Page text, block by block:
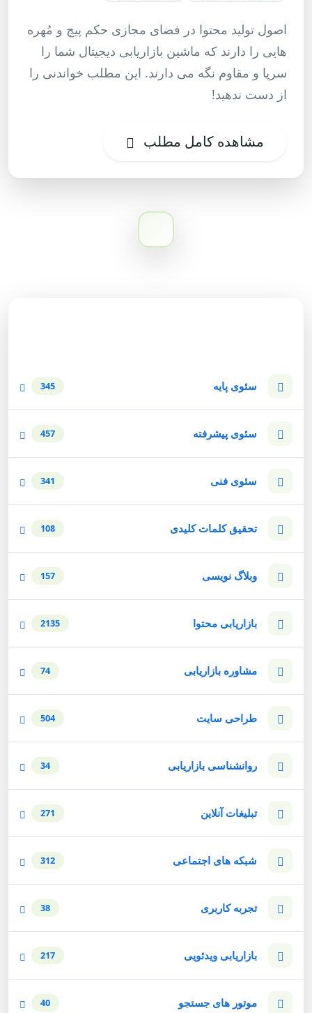
اصول تولید محتوا در فضای مجازی حکم پیچ و مُهره
هایی را دارند که ماشین بازاریابی دیجیتال شما را
سرپا و مقاوم نگه می دارند. این مطلب خواندنی را
از دست ندهید!
مشاهده کامل مطلب
سئوی پایه 345
سئوی پیشرفته 457
سئوی فنی 341
تحقیق کلمات کلیدی 108
وبلاگ نویسی 157
بازاریابی محتوا 2135
مشاوره بازاریابی 74
طراحی سایت 504
روانشناسی بازاریابی 34
تبلیغات آنلاین 271
شبکه های اجتماعی 312
تجربه کاربری 38
بازاریابی ویدئویی 217
موتور های جستجو 40